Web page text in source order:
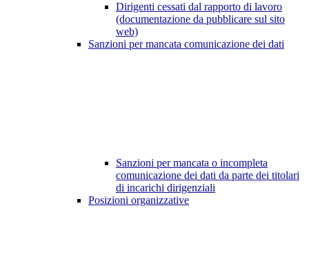
Dirigenti cessati dal rapporto di lavoro
(documentazione da pubblicare sul sito
web)
Sanzioni per mancata comunicazione dei dati
Sanzioni per mancata o incompleta
comunicazione dei dati da parte dei titolari
di incarichi dirigenziali
Posizioni organizzative